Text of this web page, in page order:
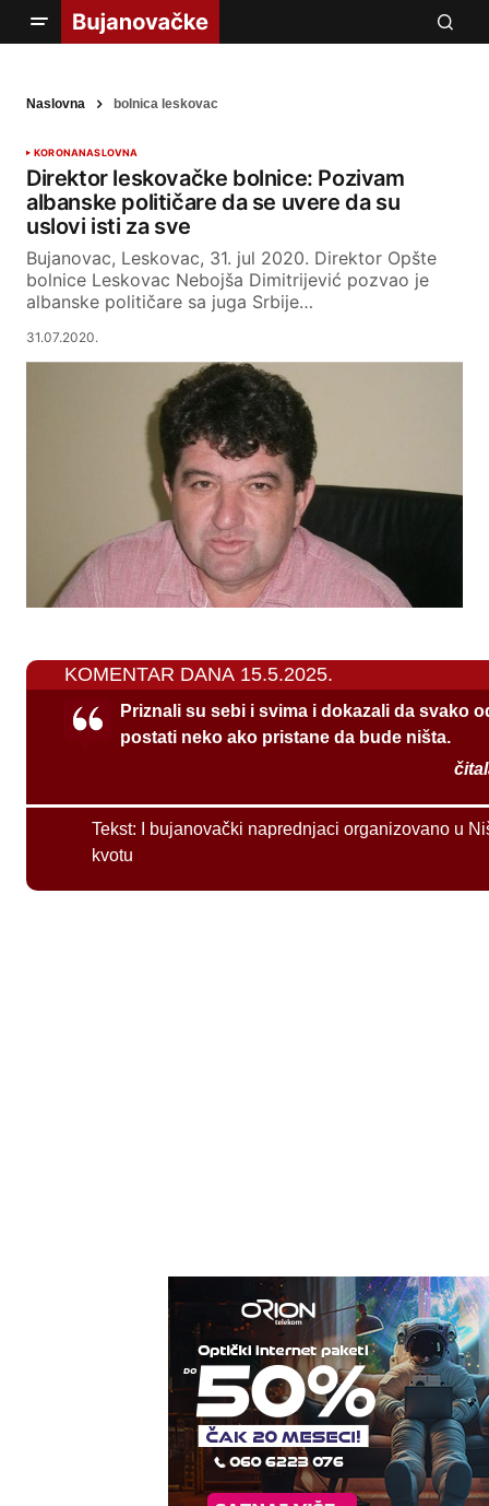
Naslovna bolnica leskovac
KORONANASLOVNA
Direktor leskovačke bolnice: Pozivam
albanske političare da se uvere da su
uslovi isti za sve
Bujanovac, Leskovac, 31. jul 2020. Direktor Opšte
bolnice Leskovac Nebojša Dimitrijević pozvao je
albanske političare sa juga Srbije…
31.07.2020.
KOMENTAR DANA 15.5.2025.
Priznali su sebi i svima i dokazali da svako
postati neko ako pristane da bude ništa.
Tekst:
I bujanovački naprednjaci organizovano u
kvotu